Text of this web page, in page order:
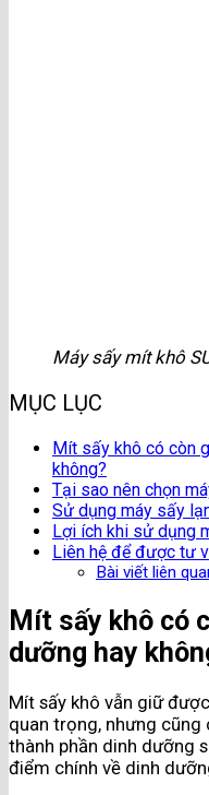
Máy sấy mít khô
MỤC LỤC
Mít sấy khô có còn
không?
Tại sao nên chọn
Sử dụng máy sấy
Lợi ích khi sử dụng
Liên hệ để được tư
Bài viết liên
Mít sấy khô có
dưỡng hay
Mít sấy khô vẫn giữ
quan trọng, nhưng
thành phần dinh dưỡng
điểm chính về dinh